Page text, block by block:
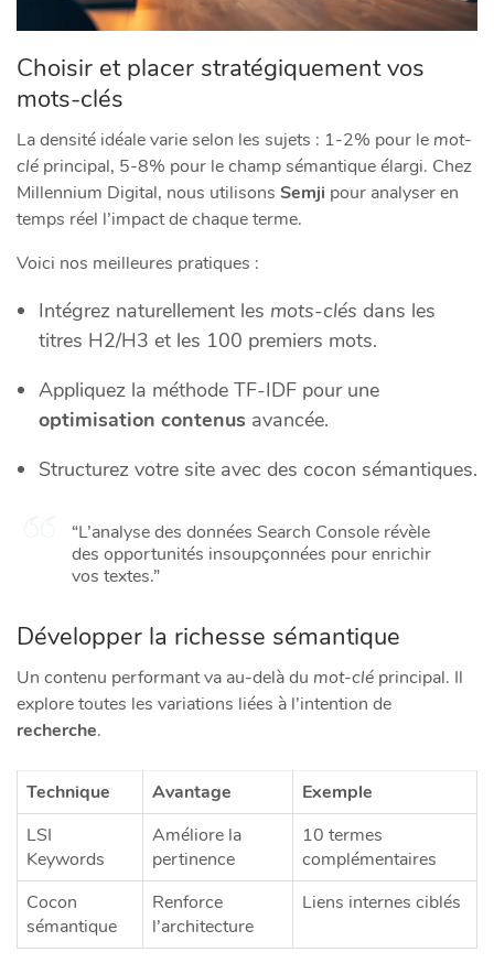
Choisir et placer stratégiquement vos
mots-clés
La densité idéale varie selon les sujets : 1-2% pour le mot-
clé principal, 5-8% pour le champ sémantique élargi. Chez
Millennium Digital, nous utilisons Semji pour analyser en
temps réel l’impact de chaque terme.
Voici nos meilleures pratiques :
Intégrez naturellement les mots-clés dans les
titres H2/H3 et les 100 premiers mots.
Appliquez la méthode TF-IDF pour une
optimisation contenus avancée.
Structurez votre site avec des cocon sémantiques.
“L’analyse des données Search Console révèle
des opportunités insoupçonnées pour enrichir
vos textes.”
Développer la richesse sémantique
Un contenu performant va au-delà du mot-clé principal. Il
explore toutes les variations liées à l’intention de
recherche.
Technique Avantage
Exemple
LSI
Keywords
Améliore la
pertinence
10 termes
complémentaires
Cocon
sémantique
Renforce
l’architecture
Liens internes ciblés